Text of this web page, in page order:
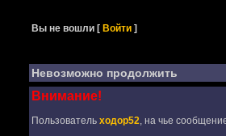
Вы не вошли [Войти ]
Невозможно продолжить
Внимание!
Пользователь ходор52, на чье